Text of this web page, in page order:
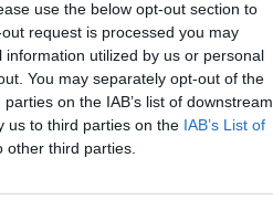
use the below opt-out section to
request is processed you may
utilized by us or personal
You may separately opt-out of the
on the IAB’s list of downstream
us to third parties on the IAB’s List of
third parties.
partire
di Via